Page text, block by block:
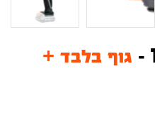
גוף בלבד +